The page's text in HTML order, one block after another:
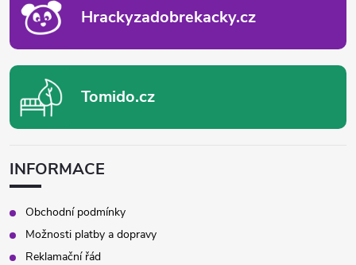
Hrackyzadobrekacky.cz
Tomido.cz
INFORMACE
Obchodní podmínky
Možnosti platby a dopravy
Reklamační řád